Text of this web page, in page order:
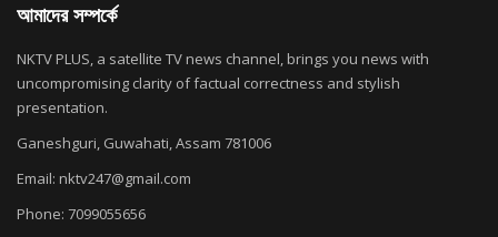
আমাদের সম্পর্কে
NKTV PLUS, a satellite TV news channel, brings you news with
uncompromising clarity of factual correctness and stylish
presentation.
Ganeshguri, Guwahati, Assam 781006
Email: nktv247@gmail.com
Phone: 7099055656